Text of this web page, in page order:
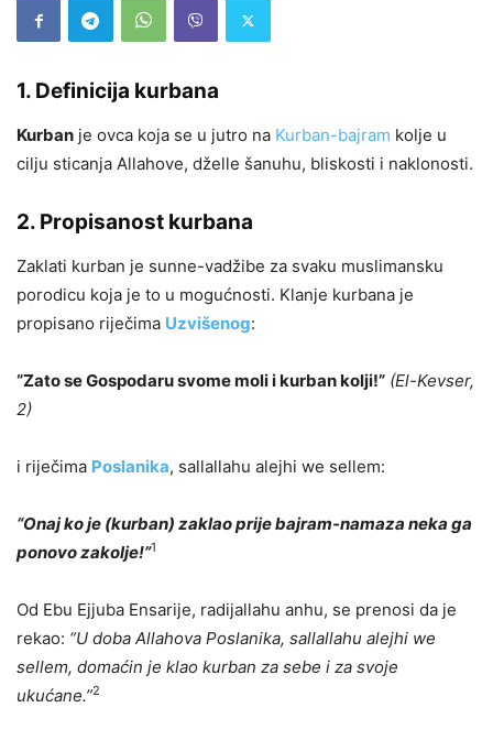
1. Definicija kurbana
Kurban je ovca koja se u jutro na Kurban-bajram kolje u
cilju sticanja Allahove, dželle šanuhu, bliskosti i naklonosti.
2. Propisanost kurbana
Zaklati kurban je sunne-vadžibe za svaku muslimansku
porodicu koja je to u mogućnosti. Klanje kurbana je
propisano riječima Uzvišenog:
“Zato se Gospodaru svome moli i kurban kolji!” (El-Kevser,
2)
i riječima Poslanika, sallallahu alejhi we sellem:
“Onaj ko je (kurban) zaklao prije bajram-namaza neka ga
ponovo zakolje!”1
Od Ebu Ejjuba Ensarije, radijallahu anhu, se prenosi da je
rekao: “U doba Allahova Poslanika, sallallahu alejhi we
sellem, domaćin je klao kurban za sebe i za svoje
ukućane.”2